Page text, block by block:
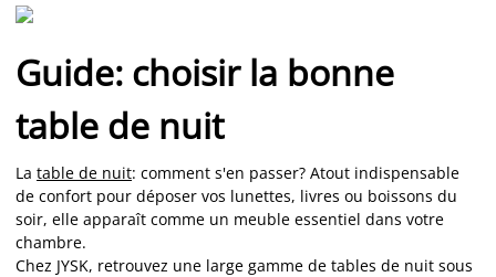
Guide: choisir la bonne
table de nuit
La table de nuit: comment s'en passer? Atout indispensable
de confort pour déposer vos lunettes, livres ou boissons du
soir, elle apparaît comme un meuble essentiel dans votre
chambre.
Chez JYSK, retrouvez une large gamme de tables de nuit sous